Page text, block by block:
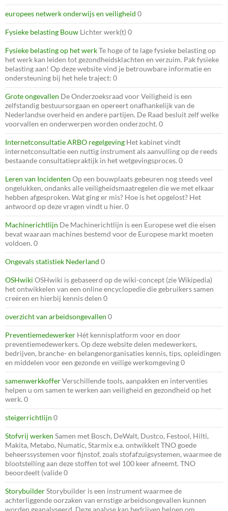
europees netwerk onderwijs en veiligheid 0
Fysieke belasting Bouw Lichter werk(t) 0
Fysieke belasting op het werkTe hoge of te lage fysieke belasting op
het werk kan leiden tot gezondheidsklachten en verzuim. Pak fysieke
belasting aan! Op deze website vind je betrouwbare informatie en
ondersteuning bij het hele traject: 0
Grote ongevallen De Onderzoeksraad voor Veiligheid is een
zelfstandig bestuursorgaan en opereert onafhankelijk van de
Nederlandse overheid en andere partijen. De Raad besluit zelf welke
voorvallen en onderwerpen worden onderzocht. 0
Internetconsultatie ARBO regelgeving Het kabinet vindt
internetconsultatie een nuttig instrument als aanvulling op de reeds
bestaande consultatiepraktijk in het wetgevingsproces. 0
Leren van Incidenten Op een bouwplaats gebeuren nog steeds veel
ongelukken, ondanks alle veiligheidsmaatregelen die we met elkaar
hebben afgesproken. Wat ging er mis? Hoe is het opgelost? Het
antwoord op deze vragen vindt u hier. 0
Machinerichtlijn De Machinerichtlijn is een Europese wet die eisen
bevat waaraan machines bestemd voor de Europese markt moeten
voldoen. 0
Ongevals statistiek Nederland 0
OSHwiki OSHwiki is gebaseerd op de wiki-concept (zie Wikipedia)
het ontwikkelen van een online encyclopedie die gebruikers samen
creëren en hierbij kennis delen 0
overzicht van arbeidsongevallen 0
Preventiemedewerker Hét kennisplatform voor en door
preventiemedewerkers. Op deze website delen medewerkers,
bedrijven, branche- en belangenorganisaties kennis, tips, opleidingen
en middelen voor een gezonde en veilige werkomgeving 0
samenwerkkofferVerschillende tools, aanpakken en interventies
helpen u om samen te werken aan veiligheid en gezondheid op het
werk. 0
steigerrichtlijn 0
Stofvrij werken Samen met Bosch, DeWalt, Dustco, Festool, Hilti,
Makita, Metabo, Numatic, Starmix e.a. ontwikkelt TNO goede
beheerssystemen voor fijnstof, zoals stofafzuigsystemen, waarmee de
blootstelling aan deze stoffen tot wel 100 keer afneemt. TNO
beoordeelt (valide 0
StorybuilderStorybuilder is een instrument waarmee de
achterliggende oorzaken van ernstige arbeidsongevallen kunnen
worden geanalyseerd. Deze analyse kan bedrijven helpen om